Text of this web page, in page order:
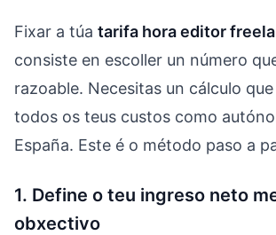
Fixar a túa tarifa hora editor
consiste en escoller un número
razoable. Necesitas un cálculo
todos os teus custos como
España. Este é o método paso a
1. Define o teu ingreso neto
obxectivo